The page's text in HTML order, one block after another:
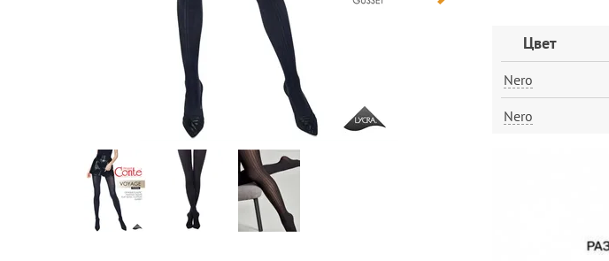
Предпросмотр
фотографий
Заказ
Цвет
Nero
Nero